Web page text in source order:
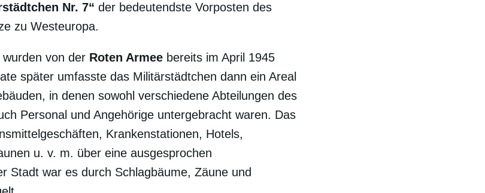
Nr. 7“ der bedeutendste Vorposten des
zu Westeuropa.
von der Roten Armee bereits im April 1945
später umfasste das Militärstädtchen dann ein Areal
in denen sowohl verschiedene Abteilungen des
Personal und Angehörige untergebracht waren. Das
Krankenstationen, Hotels,
u. v. m. über eine ausgesprochen
Stadt war es durch Schlagbäume, Zäune und